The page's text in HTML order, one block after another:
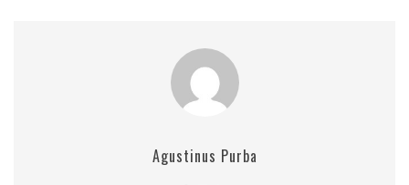
Agustinus Purba